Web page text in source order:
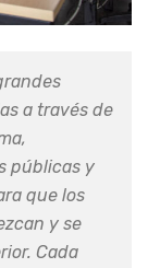
a través de
públicas y
que los
y se
Cada